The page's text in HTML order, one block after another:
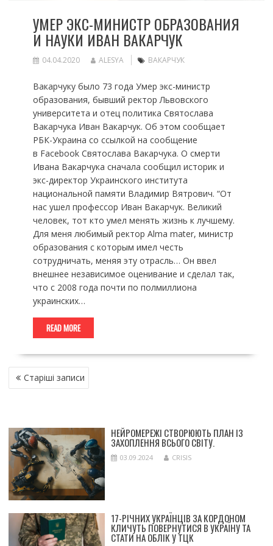
УМЕР ЭКС-МИНИСТР ОБРАЗОВАНИЯ
И НАУКИ ИВАН ВАКАРЧУК
04.04.2020 ALESYA ВАКАРЧУК
Вакарчуку было 73 года Умер экс-министр
образования, бывший ректор Львовского
университета и отец политика Святослава
Вакарчука Иван Вакарчук. Об этом сообщает
РБК-Украина со ссылкой на сообщение
в Facebook Святослава Вакарчука. О смерти
Ивана Вакарчука сначала сообщил историк и
экс-директор Украинского института
национальной памяти Владимир Вятрович. “От
нас ушел профессор Иван Вакарчук. Великий
человек, тот кто умел менять жизнь к лучшему.
Для меня любимый ректор Alma mater, министр
образования с которым имел честь
сотрудничать, меняя эту отрасль… Он ввел
внешнее независимое оценивание и сделал так,
что с 2008 года почти по полмиллиона
украинских…
READ MORE
НАВІГАЦІЯ
ЗА Старіші записи
НЕЙРОМЕРЕЖІ СТВОРЮЮТЬ ПЛАН ІЗ
ЗАХОПЛЕННЯ ВСЬОГО СВІТУ.
03.09.2024 CRISIS
17-РІЧНИХ УКРАЇНЦІВ ЗА КОРДОНОМ
КЛИЧУТЬ ПОВЕРНУТИСЯ В УКРАЇНУ ТА
СТАТИ НА ОБЛІК У ТЦК